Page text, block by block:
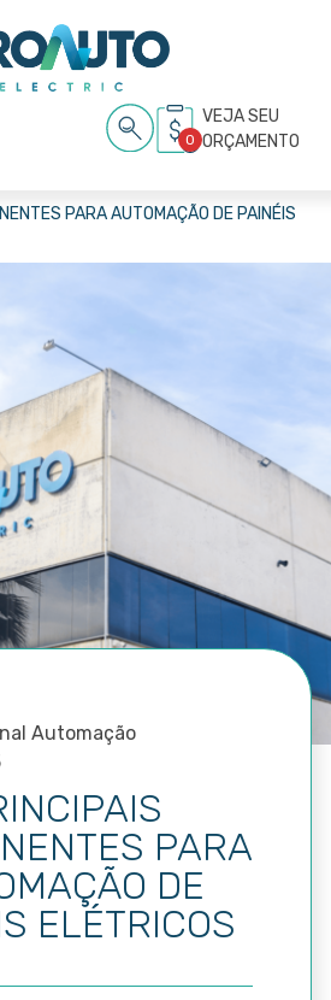
VEJA SEU
ORÇAMENTO
0
PARA AUTOMAÇÃO DE PAINÉIS
Automação
PARA
DE
ELÉTRICOS